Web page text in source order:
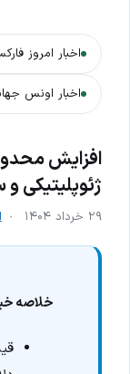
اخبار امروز
اخبار اونس
افزایش
ژئوپلیتیکی
۲۹ خرداد ۱۴۰۴
خلاصه